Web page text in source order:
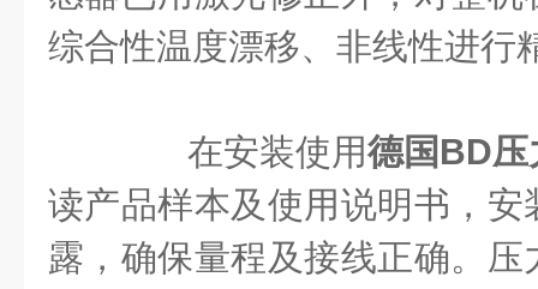
综合性温度漂移、非线性进行
在安装使用德国BD压
读产品样本及使用说明书，
露，确保量程及接线正确。